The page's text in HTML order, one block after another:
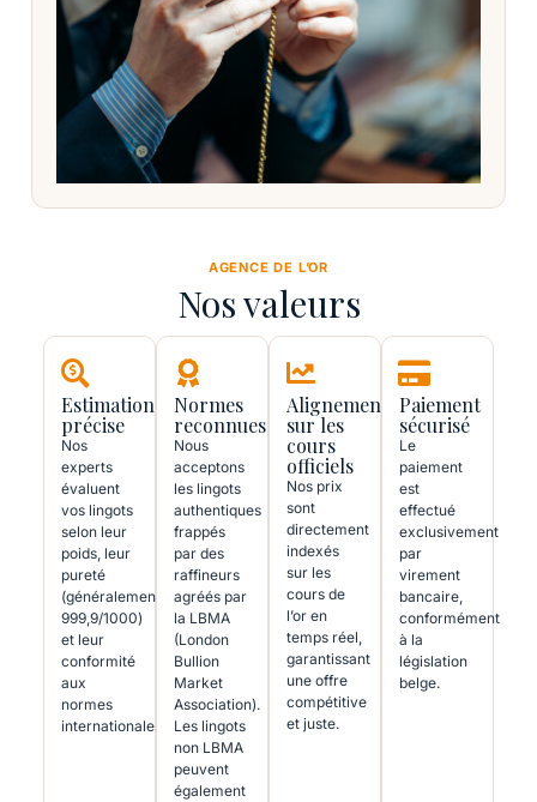
AGENCE DE L’OR
Nos valeurs
Estimation
précise
Nos
experts
évaluent
vos lingots
selon leur
poids, leur
pureté
(généralement
999,9/1000)
et leur
conformité
aux
normes
internationales.
Normes
reconnues
Nous
acceptons
les lingots
authentiques
frappés
par des
raffineurs
agréés par
la LBMA
(London
Bullion
Market
Association).
Les lingots
non LBMA
peuvent
également
Alignement
sur les
cours
officiels
Nos prix
sont
directement
indexés
sur les
cours de
l’or en
temps réel,
garantissant
une offre
compétitive
et juste.
Paiement
sécurisé
Le
paiement
est
effectué
exclusivement
par
virement
bancaire,
conformément
à la
législation
belge.